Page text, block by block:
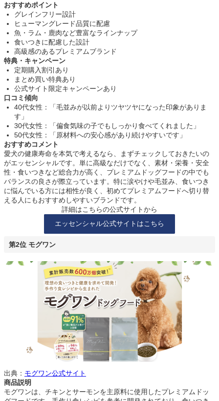
おすすめポイント
グレインフリー設計
ヒューマングレード品質に配慮
魚・ラム・鹿肉など豊富なラインナップ
食いつきに配慮した設計
高級感のあるプレミアムブランド
特典・キャンペーン
定期購入割引あり
まとめ買い特典あり
公式サイト限定キャンペーンあり
口コミ傾向
40代女性：「毛並みが以前よりツヤツヤになった印象がありま
す」
30代女性：「偏食気味の子でもしっかり食べてくれました」
50代女性：「原材料への安心感があり続けやすいです」
おすすめコメント
愛犬の健康寿命を本気で考えるなら、まずチェックしておきたいの
がエッセンシャルです。単に高級なだけでなく、素材・栄養・安全
性・食いつきなど総合力が高く、プレミアムドッグフードの中でも
バランスの良さが際立っています。特に涙やけや毛並み、食いつき
に悩んでいる方には相性が良く、初めてプレミアムフードへ切り替
える人にもおすすめしやすいブランドです。
詳細はこちらの公式サイトから
エッセンシャル公式サイトはこちら
第2位 モグワン
出典： モグワン公式サイト
商品説明
モグワンは、チキンとサーモンを主原料に使用したプレミアムドッ